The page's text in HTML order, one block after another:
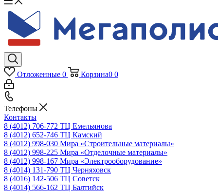
Отложенные 0 Корзина0 0
Телефоны
Контакты
8 (4012) 706-772 ТЦ Емельянова
8 (4012) 652-746 ТЦ Камский
8 (4012) 998-030 Мира «Строительные материалы»
8 (4012) 998-225 Мира «Отделочные материалы»
8 (4012) 998-167 Мира «Электрооборудование»
8 (4014) 131-790 ТЦ Черняховск
8 (4016) 142-506 ТЦ Советск
8 (4014) 566-162 ТЦ Балтийск